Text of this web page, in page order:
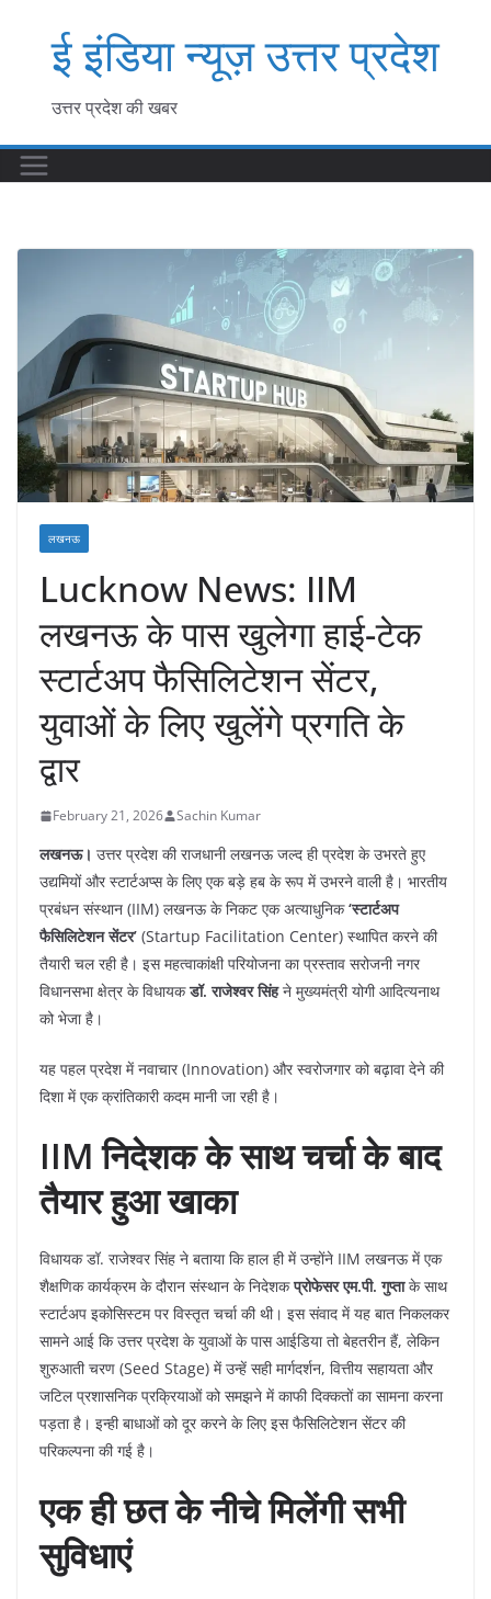
contentई इंडिया न्यूज़ उत्तर प्रदेश
उत्तर प्रदेश की खबर
लखनऊ
Lucknow News: IIM
लखनऊ के पास खुलेगा हाई-टेक
स्टार्टअप फैसिलिटेशन सेंटर,
युवाओं के लिए खुलेंगे प्रगति के
द्वार
February 21, 2026 Sachin Kumar
लखनऊ। उत्तर प्रदेश की राजधानी लखनऊ जल्द ही प्रदेश के उभरते हुए
उद्यमियों और स्टार्टअप्स के लिए एक बड़े हब के रूप में उभरने वाली है। भारतीय
प्रबंधन संस्थान (IIM) लखनऊ के निकट एक अत्याधुनिक‘स्टार्टअप
फैसिलिटेशन सेंटर’ (Startup Facilitation Center) स्थापित करने की
तैयारी चल रही है। इस महत्वाकांक्षी परियोजना का प्रस्ताव सरोजनी नगर
विधानसभा क्षेत्र के विधायकडॉ. राजेश्वर सिंहने मुख्यमंत्री योगी आदित्यनाथ
को भेजा है।
​यह पहल प्रदेश में नवाचार (Innovation) और स्वरोजगार को बढ़ावा देने की
दिशा में एक क्रांतिकारी कदम मानी जा रही है।
IIM निदेशक के साथ चर्चा के बाद
तैयार हुआ खाका
​विधायक डॉ. राजेश्वर सिंह ने बताया कि हाल ही में उन्होंने IIM लखनऊ में एक
शैक्षणिक कार्यक्रम के दौरान संस्थान के निदेशकप्रोफेसर एम.पी. गुप्ताके साथ
स्टार्टअप इकोसिस्टम पर विस्तृत चर्चा की थी। इस संवाद में यह बात निकलकर
सामने आई कि उत्तर प्रदेश के युवाओं के पास आईडिया तो बेहतरीन हैं, लेकिन
शुरुआती चरण (Seed Stage) में उन्हें सही मार्गदर्शन, वित्तीय सहायता और
जटिल प्रशासनिक प्रक्रियाओं को समझने में काफी दिक्कतों का सामना करना
पड़ता है। इन्ही बाधाओं को दूर करने के लिए इस फैसिलिटेशन सेंटर की
परिकल्पना की गई है।
एक ही छत के नीचे मिलेंगी सभी
सुविधाएं